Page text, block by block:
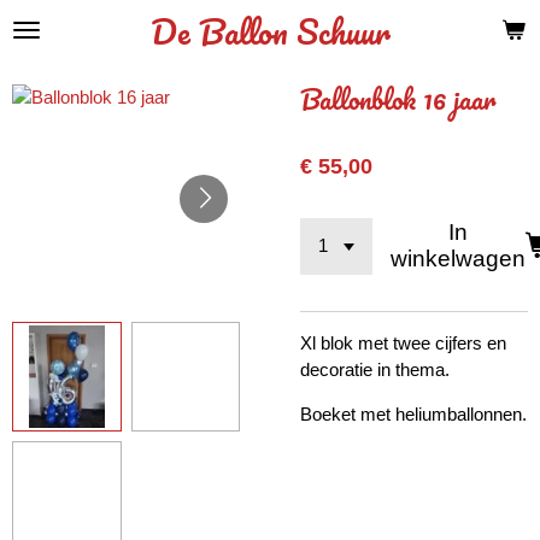
Ga
de
De Ballon Schuur
Ballonblok 16 jaar
€ 55,00
In
winkelwagen
Xl blok met twee cijfers en
decoratie in thema.
Boeket met heliumballonnen.